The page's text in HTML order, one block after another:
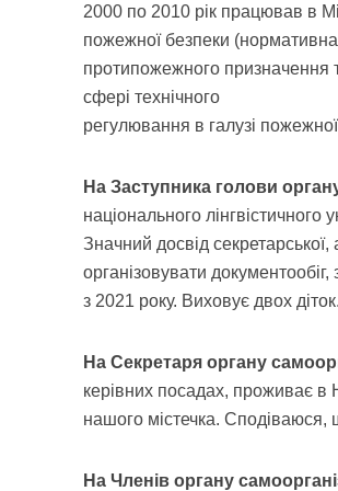
2000 по 2010 рік працював в
пожежної безпеки
протипожежного призначення
сфері технічного
регулювання в галузі
На Заступника голови
національного
Значний досвід
організовувати
з 2021 року. Виховує двох діток.
На Секретаря органу
керівних посадах, проживає в
нашого містечка. Сподіваюся,
На Членів органу